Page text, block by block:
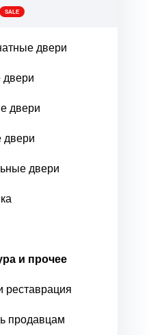
SALE
двери
двери
двери
двери
двери
и прочее
реставрация
продавцам